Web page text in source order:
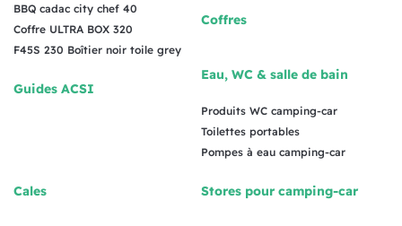
BBQ cadac city chef 40
Coffre ULTRA BOX 320
F45S 230 Boîtier noir toile grey
Guides ACSI
Coffres
Eau, WC & salle de bain
Produits WC camping-car
Toilettes portables
Pompes à eau camping-car
Cales Stores pour camping-car